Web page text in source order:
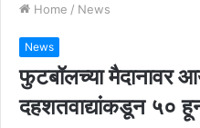
Home / News
News
फुटबॉलच्या मैदानावर
दहशतवाद्यांकडून ५०